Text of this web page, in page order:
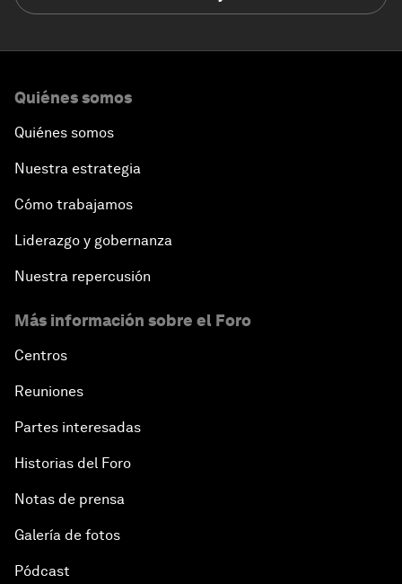
Quiénes somos
Quiénes somos
Nuestra estrategia
Cómo trabajamos
Liderazgo y gobernanza
Nuestra repercusión
Más información sobre el Foro
Centros
Reuniones
Partes interesadas
Historias del Foro
Notas de prensa
Galería de fotos
Pódcast